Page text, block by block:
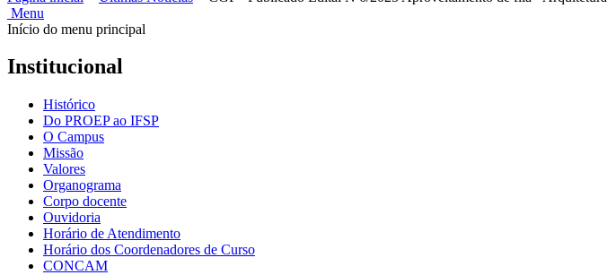
Menu
Início do menu principal
Institucional
Histórico
Do PROEP ao IFSP
O Campus
Missão
Valores
Organograma
Corpo docente
Ouvidoria
Horário de Atendimento
Horário dos Coordenadores de Curso
CONCAM